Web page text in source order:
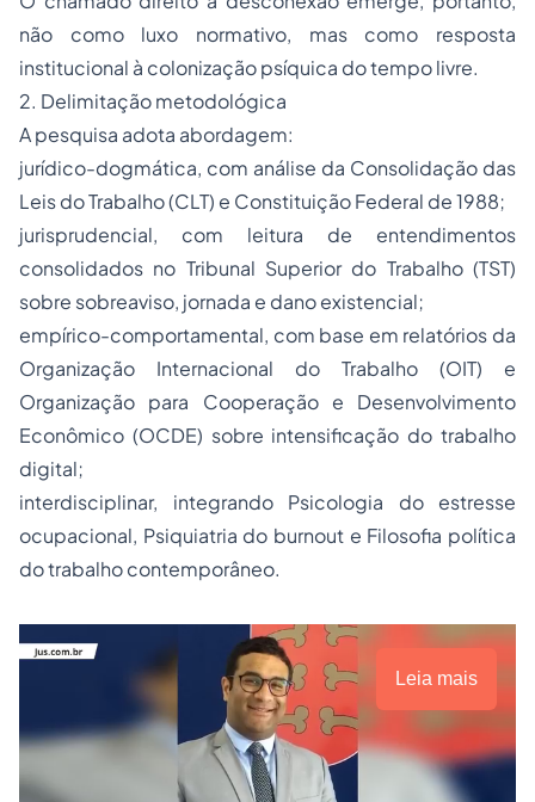
não como luxo normativo, mas como resposta
institucional à colonização psíquica do tempo livre.
2. Delimitação metodológica
A pesquisa adota abordagem:
jurídico-dogmática, com análise da Consolidação das
Leis do Trabalho (CLT) e Constituição Federal de 1988;
jurisprudencial, com leitura de entendimentos
consolidados no Tribunal Superior do Trabalho (TST)
sobre sobreaviso, jornada e dano existencial;
empírico-comportamental, com base em relatórios da
Organização Internacional do Trabalho (OIT) e
Organização para Cooperação e Desenvolvimento
Econômico (OCDE) sobre intensificação do trabalho
digital;
interdisciplinar, integrando Psicologia do estresse
ocupacional, Psiquiatria do burnout e Filosofia política
do trabalho contemporâneo.
Leia mais